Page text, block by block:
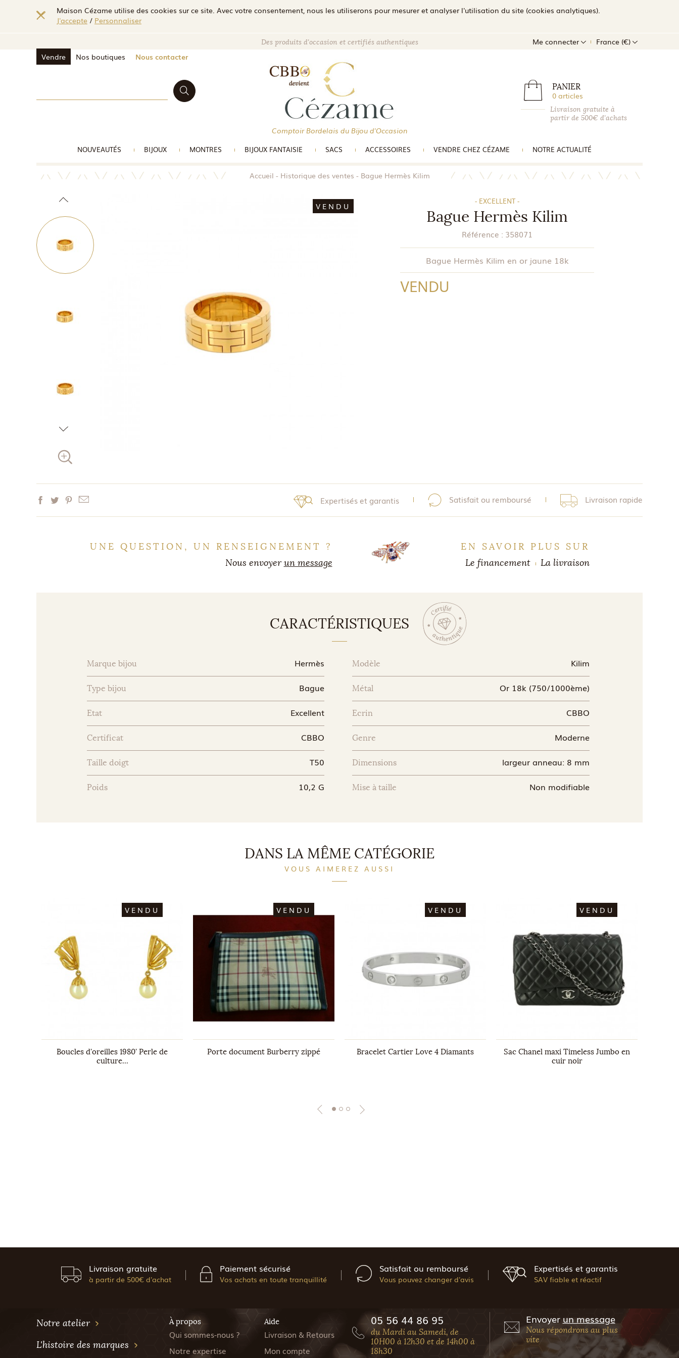
Maison Cézame utilise des cookies sur ce site. Avec votre consentement, nous les utiliserons pour mesurer et analyser l'utilisation du site (cookies analytiques).
J'accepte / Personnaliser
Vendre Nos boutiques Nous contacter
Des produits d'occasion et certifiés authentiques Me connecter France (€)
PANIER
0 articles
Livraison gratuite à
partir de 500€ d'achats
Comptoir Bordelais du Bijou d'Occasion
NOUVEAUTÉS BIJOUX MONTRES BIJOUX FANTAISIE SACS ACCESSOIRES VENDRE CHEZ CÉZAME NOTRE ACTUALITÉ
Accueil Historique des ventes Bague Hermès Kilim
VENDU
- EXCELLENT -
Bague Hermès Kilim
Référence : 358071
Bague Hermès Kilim en or jaune 18k
VENDU
Expertisés et garantis Satisfait ou remboursé Livraison rapide
UNE QUESTION, UN RENSEIGNEMENT ?
Nous envoyerun message
EN SAVOIR PLUS SUR
Le financement
La livraison
CARACTÉRISTIQUES
Marque bijou Hermès Modèle Kilim
Type bijou Bague Métal Or 18k (750/1000ème)
Etat Excellent Ecrin CBBO
Certificat CBBO Genre Moderne
Taille doigt T50 Dimensions largeur anneau: 8 mm
Poids 10,2 G Mise à taille Non modifiable
DANS LA MÊME CATÉGORIE
VOUS AIMEREZ AUSSI
VENDU
Boucles d'oreilles 1980' Perle de
culture...
VENDU
Porte document Burberry zippé
VENDU
Bracelet Cartier Love 4 Diamants
VENDU
Sac Chanel maxi Timeless Jumbo en
cuir noir
Livraison gratuite
à partir de 500€ d'achat
Paiement sécurisé
Vos achats en toute tranquillité
Satisfait ou remboursé
Vous pouvez changer d'avis
Expertisés et garantis
SAV fiable et réactif
Notre atelier
L'histoire des marques
À propos
Qui sommes-nous ?
Notre expertise
Aide
Livraison & Retours
Mon compte
05 56 44 86 95
du Mardi au Samedi, de
10H00 à 12h30 et de 14h00 à
18h30
Envoyer un message
Nous répondrons au plus
vite